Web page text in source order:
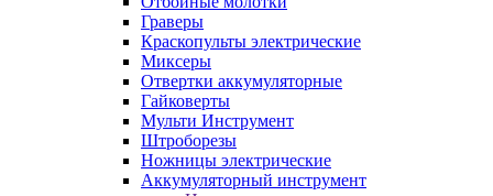
Граверы
Краскопульты электрические
Миксеры
Отвертки аккумуляторные
Гайковерты
Мульти Инструмент
Штроборезы
Ножницы электрические
Аккумуляторный инструмент